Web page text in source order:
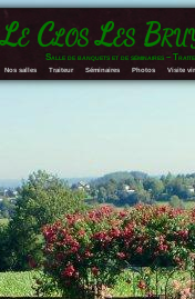
Le Clos Les
Salle de banquets et de séminaires –
Nos salles Traiteur Séminaires Photos Visite